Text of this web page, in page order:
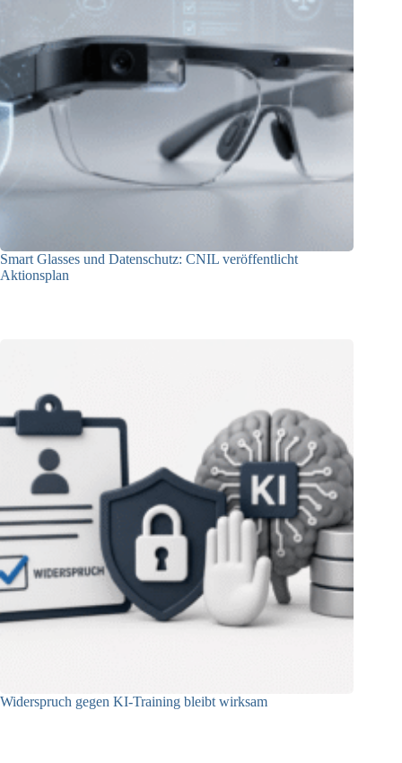
Smart Glasses und Datenschutz: CNIL veröffentlicht
Aktionsplan
Widerspruch gegen KI-Training bleibt wirksam